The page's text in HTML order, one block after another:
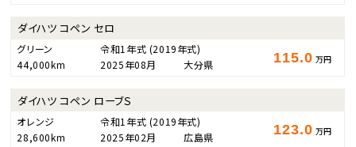
ダイハツ コペン セロ
グリーン 令和1年式 (2019年式)
44,000km
2025年08月 大分県 115.0 万円
ダイハツ コペン ローブＳ
オレンジ 令和1年式 (2019年式)
28,600km
2025年02月 広島県 123.0 万円